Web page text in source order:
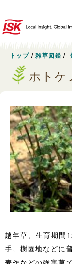
トップ /雑草図鑑 /
ホトケ
越年草。生育期間
手、樹園地などに
麦作などの強害草